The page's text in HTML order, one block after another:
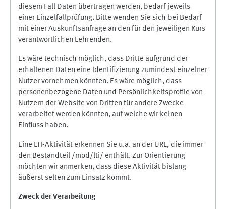
diesem Fall Daten übertragen werden, bedarf jeweils
einer Einzelfallprüfung. Bitte wenden Sie sich bei Bedarf
mit einer Auskunftsanfrage an den für den jeweiligen Kurs
verantwortlichen Lehrenden.
Es wäre technisch möglich, dass Dritte aufgrund der
erhaltenen Daten eine Identifizierung zumindest einzelner
Nutzer vornehmen könnten. Es wäre möglich, dass
personenbezogene Daten und Persönlichkeitsprofile von
Nutzern der Website von Dritten für andere Zwecke
verarbeitet werden könnten, auf welche wir keinen
Einfluss haben.
Eine LTI-Aktivität erkennen Sie u.a. an der URL, die immer
den Bestandteil /mod/lti/ enthält. Zur Orientierung
möchten wir anmerken, dass diese Aktivität bislang
äußerst selten zum Einsatz kommt.
Zweck der Verarbeitung